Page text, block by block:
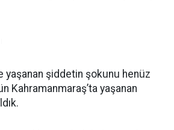
yaşanan şiddetin şokunu henüz
Kahramanmaraş’ta yaşanan